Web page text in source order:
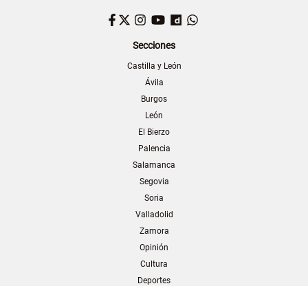
Facebook
TwitterInstagram
YouTubeDailymotion
Secciones
Castilla y León
Ávila
Burgos
León
El Bierzo
Palencia
Salamanca
Segovia
Soria
Valladolid
Zamora
Opinión
Cultura
Deportes